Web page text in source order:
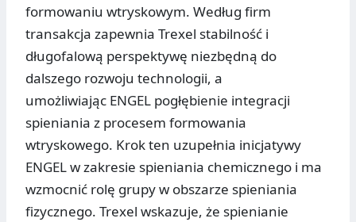
formowaniu wtryskowym. Według firm
transakcja zapewnia Trexel stabilność i
długofalową perspektywę niezbędną do
dalszego rozwoju technologii, a
umożliwiając ENGEL pogłębienie integracji
spieniania z procesem formowania
wtryskowego. Krok ten uzupełnia inicjatywy
ENGEL w zakresie spieniania chemicznego i ma
wzmocnić rolę grupy w obszarze spieniania
fizycznego. Trexel wskazuje, że spienianie